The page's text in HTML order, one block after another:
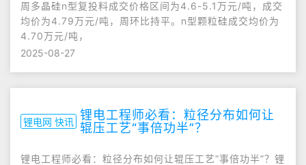
周多晶硅n型复投料成交价格区间为4.6-5.1万元/吨，成交
均价为4.79万元/吨，周环比持平。n型颗粒硅成交均价为
4.70万元/吨，
2025-08-27
锂电网 快讯 锂电工程师必看：粒径分布如何让
辊压工艺“事倍功半”？
锂电工程师必看：粒径分布如何让辊压工艺“事倍功半”？锂